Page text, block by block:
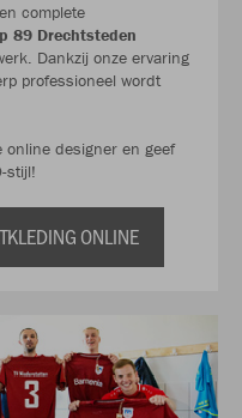
complete
89 Drechtsteden
Dankzij onze ervaring
professioneel wordt
online designer en geef
stijl!
ONLINE